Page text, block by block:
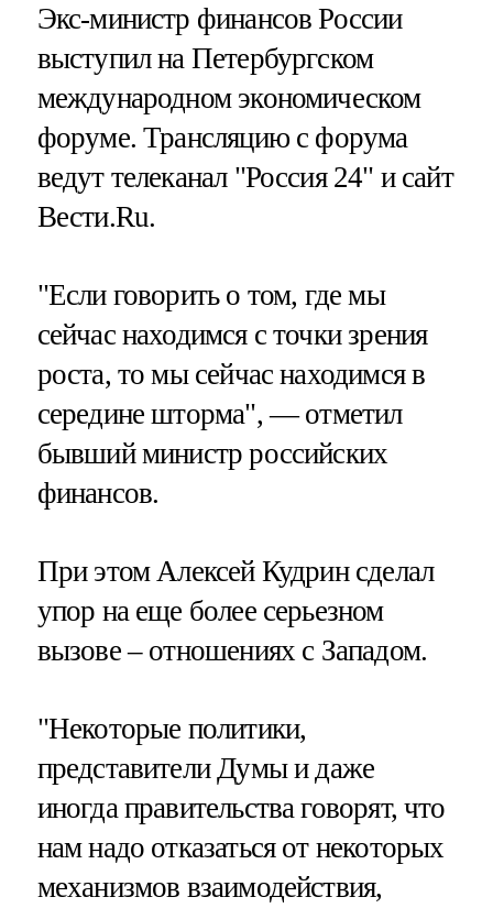
Экс-министр финансов России
выступил на Петербургском
международном экономическом
форуме. Трансляцию с форума
ведут телеканал "Россия 24" и сайт
Вести.Ru.
"Если говорить о том, где мы
сейчас находимся с точки зрения
роста, то мы сейчас находимся в
середине шторма", — отметил
бывший министр российских
финансов.
При этом Алексей Кудрин сделал
упор на еще более серьезном
вызове – отношениях с Западом.
"Некоторые политики,
представители Думы и даже
иногда правительства говорят, что
нам надо отказаться от некоторых
механизмов взаимодействия,